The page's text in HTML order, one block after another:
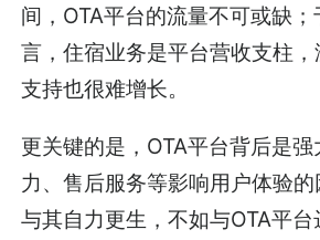
间，OTA平台的流量不可或缺；
言，住宿业务是平台营收支柱
支持也很难增长。
更关键的是，OTA平台背后是
力、售后服务等影响用户体验
与其自力更生，不如与OTA平